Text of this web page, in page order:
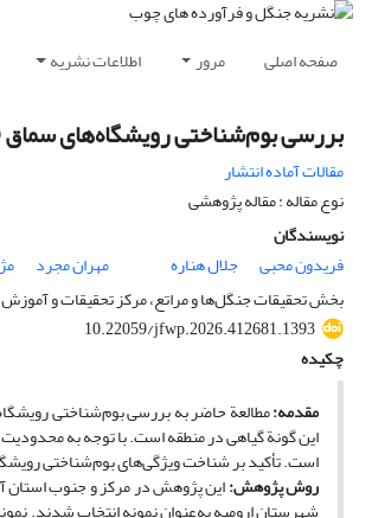
صفحه اصلی مرور اطلاعات نشریه
بررسی بوم‌شناختی رویشگاه‌های
مقالات آماده انتشار
نوع مقاله : مقاله پژوهشی
نویسندگان
فریدون محبی
جلال هناره مهران مجرد
بخش تحقیقات جنگل‌ها و مراتع، مرکز تحقیقات و آموزش
10.22059/jfwp.2026.412681.1393
چکیده
مقدمه:مطالعة حاضر به بررسی بوم‌شناختی
این گونة گیاهی در منطقه است. با توجه به
است. تأکید بر شناخت ویژگی‌های بوم‌شناختی
روش پژوهش:این پژوهش در مرکز و جنوب